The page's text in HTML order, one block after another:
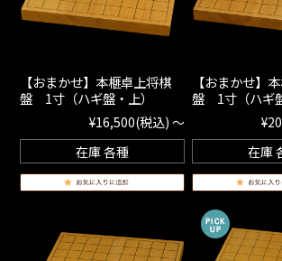
【おまかせ】本榧卓上将棋
盤 1寸（ハギ盤・上）
¥16,500(税込) ～
在庫 各種
【おまかせ】
盤 1寸（ハギ
在庫